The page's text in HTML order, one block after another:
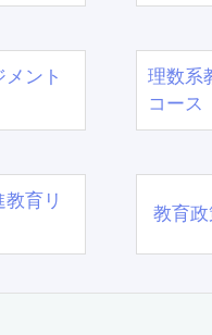
ント
理数系
コース
育リ
教育